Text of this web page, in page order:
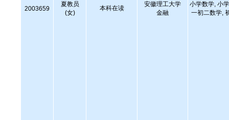
2003659
夏教员
(女)
本科在读
安徽理工大学
金融
小学数学, 小
一初二数学,